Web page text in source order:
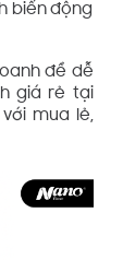
biến động
để dễ
giá rẻ tại
với mua lẻ,